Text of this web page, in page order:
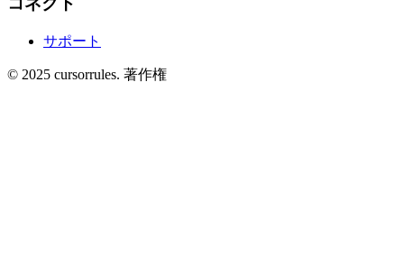
サポート
© 2025 cursorrules. 著作権